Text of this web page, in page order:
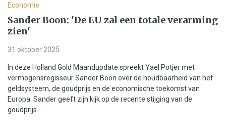
Economie
Sander Boon: 'De EU zal een totale verarming
zien'
31 oktober 2025
In deze Holland Gold Maandupdate spreekt Yael Potjer met
vermogensregisseur Sander Boon over de houdbaarheid van het
geldsysteem, de goudprijs en de economische toekomst van
Europa. Sander geeft zijn kijk op de recente stijging van de
goudprijs....